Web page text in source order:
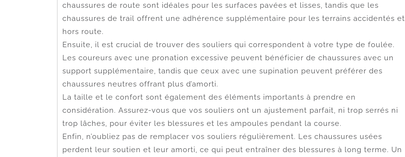
chaussures de route sont idéales pour les surfaces pavées et lisses, tandis que les
chaussures de trail offrent une adhérence supplémentaire pour les terrains accidentés et
hors route.
Ensuite, il est crucial de trouver des souliers qui correspondent à votre type de foulée.
Les coureurs avec une pronation excessive peuvent bénéficier de chaussures avec un
support supplémentaire, tandis que ceux avec une supination peuvent préférer des
chaussures neutres offrant plus d’amorti.
La taille et le confort sont également des éléments importants à prendre en
considération. Assurez-vous que vos souliers ont un ajustement parfait, ni trop serrés ni
trop lâches, pour éviter les blessures et les ampoules pendant la course.
Enfin, n’oubliez pas de remplacer vos souliers régulièrement. Les chaussures usées
perdent leur soutien et leur amorti, ce qui peut entraîner des blessures à long terme. Un